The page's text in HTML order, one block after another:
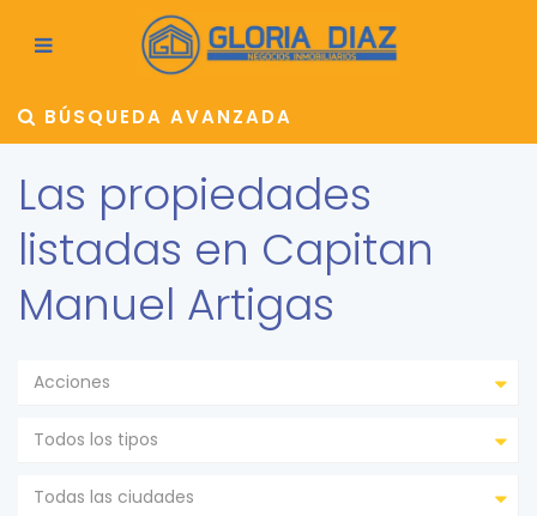
BÚSQUEDA AVANZADA
Las propiedades
listadas en Capitan
Manuel Artigas
Acciones
Todos los tipos
Todas las ciudades